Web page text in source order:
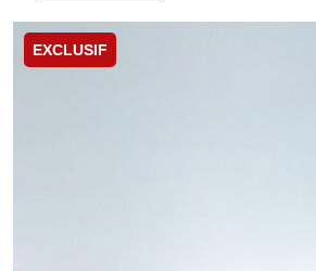
EXCLUSIF